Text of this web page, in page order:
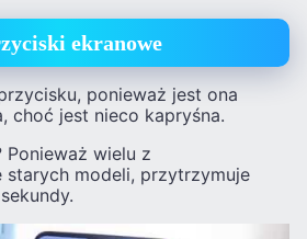
ekranowe
ponieważ jest ona
choć jest nieco kapryśna.
Ponieważ wielu z
starych modeli, przytrzymuje